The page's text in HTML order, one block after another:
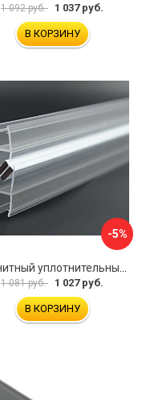
1 092 руб. 1 037 руб.
В КОРЗИНУ
-5%
1 081 руб. 1 027 руб.
В КОРЗИНУ